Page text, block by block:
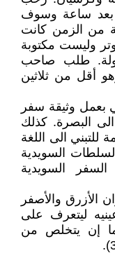
بعد ساعة وسوف
من الزمن كانت
وليست مكتوبة
طلب صاحب
وهو أقل من ثلاثين
بعمل وثيقة سفر
البصرة. كذلك
للتبني الى اللغة
السويدية
السويدية
الأزرق والأصفر
ليتعرف على
ما إن يتخلص من